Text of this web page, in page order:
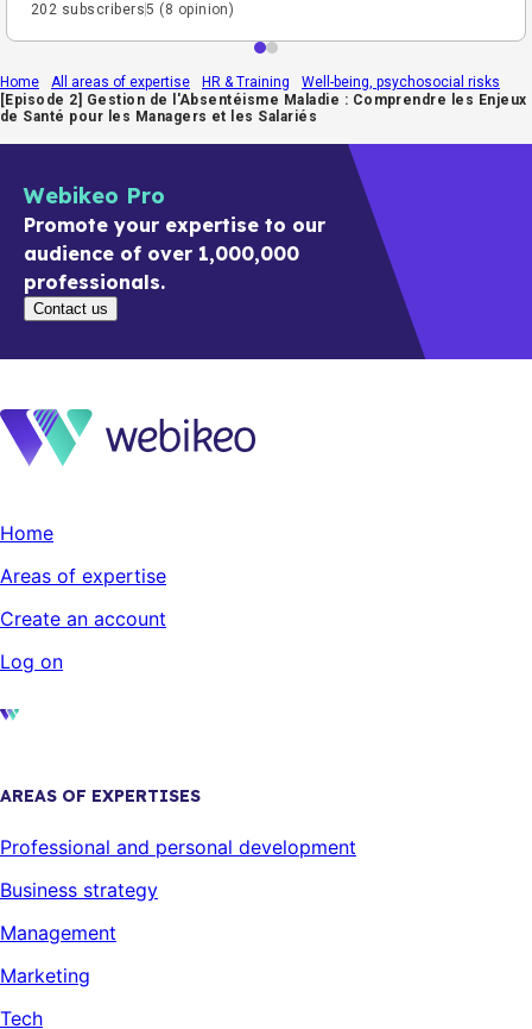
202 subscribers5 (8 opinion)
Home All areas of expertise HR & Training
Well-being, psychosocial risks
[Episode 2] Gestion de l'Absentéisme Maladie : Comprendre les Enjeux
de Santé pour les Managers et les Salariés
Webikeo Pro
Promote your expertise to our
audience of over 1,000,000
professionals.
Contact us
Home
Areas of expertise
Create an account
Log on
AREAS OF EXPERTISES
Professional and personal development
Business strategy
Management
Marketing
Tech